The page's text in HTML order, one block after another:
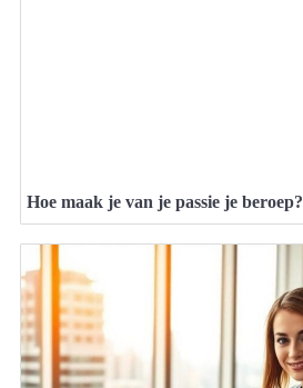
Hoe maak je van je passie je beroep?